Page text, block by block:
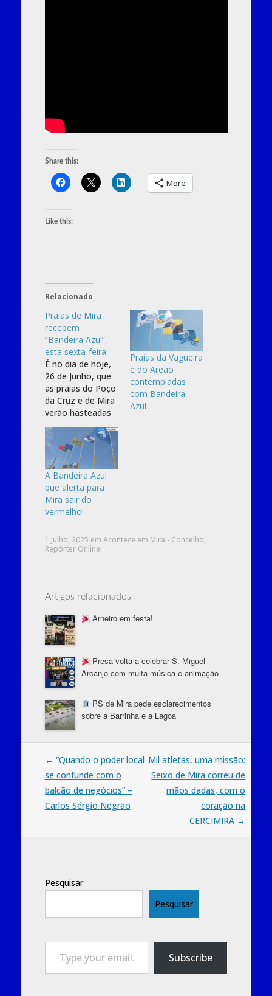
Share this:
More
Like this:
Relacionado
Praias de Mira
recebem
“Bandeira Azul”,
esta sexta-feira
É no dia de hoje,
26 de Junho, que
as praias do Poço
da Cruz e de Mira
verão hasteadas
as suas bandeiras
azuis, como
prova da
qualidade que
têm mantido ao
longo dos anos.
Esta é a nona vez
que a Praia do
recebe o
galardão,…
Praias da Vagueira
e do Areão
contempladas
com Bandeira
Azul
A Bandeira Azul
que alerta para
Mira sair do
vermelho!
1 Julho, 2025 em Acontece em Mira - Concelho,
Repórter Online.
Artigos relacionados
Arneiro em festa!
Presa volta a celebrar S. Miguel
Arcanjo com muita música e animação
PS de Mira pede esclarecimentos
sobre a Barrinha e a Lagoa
Post
navigation
← “Quando o poder local
se confunde com o
balcão de negócios” –
Carlos Sérgio Negrão
Mil atletas, uma missão:
Seixo de Mira correu de
mãos dadas, com o
coração na
CERCIMIRA →
Pesquisar
Pesquisar
Type your email…
Subscribe